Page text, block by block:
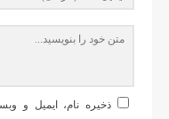
ذخیره نام، ایمیل و